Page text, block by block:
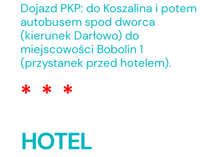
Dojazd PKP: do Koszalina i potem
autobusem spod dworca
(kierunek Darłowo) do
miejscowości Bobolin 1
(przystanek przed hotelem).
* * *
HOTEL